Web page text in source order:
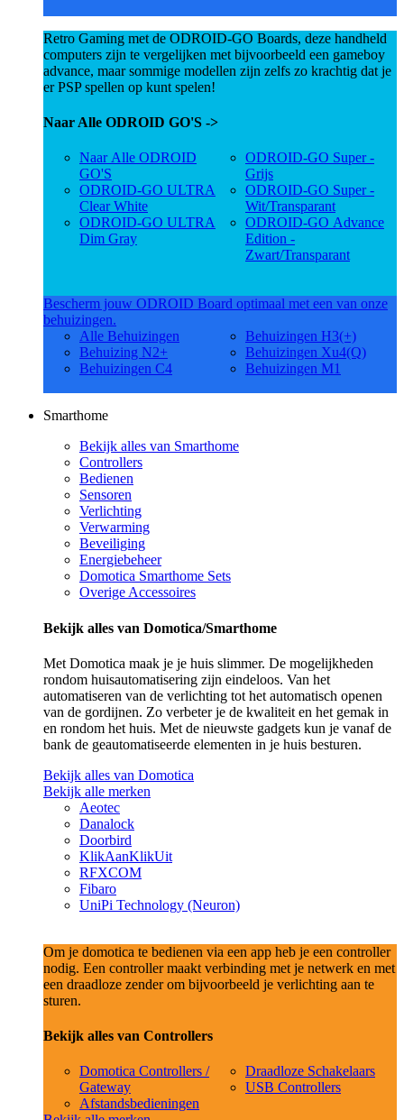
Retro Gaming met de ODROID-GO Boards, deze handheld
computers zijn te vergelijken met bijvoorbeeld een gameboy
advance, maar sommige modellen zijn zelfs zo krachtig dat je
er PSP spellen op kunt spelen!
Naar Alle ODROID GO'S ->
Naar Alle ODROID
GO'S
ODROID-GO ULTRA
Clear White
ODROID-GO ULTRA
Dim Gray
ODROID-GO Super -
Grijs
ODROID-GO Super -
Wit/Transparant
ODROID-GO Advance
Edition -
Zwart/Transparant
Bescherm jouw ODROID Board optimaal met een van onze
behuizingen.
Alle Behuizingen
Behuizing N2+
Behuizingen C4
Behuizingen H3(+)
Behuizingen Xu4(Q)
Behuizingen M1
Smarthome
Bekijk alles van Smarthome
Controllers
Bedienen
Sensoren
Verlichting
Verwarming
Beveiliging
Energiebeheer
Domotica Smarthome Sets
Overige Accessoires
Bekijk alles van Domotica/Smarthome
Met Domotica maak je je huis slimmer. De mogelijkheden
rondom huisautomatisering zijn eindeloos. Van het
automatiseren van de verlichting tot het automatisch openen
van de gordijnen. Zo verbeter je de kwaliteit en het gemak in
en rondom het huis. Met de nieuwste gadgets kun je vanaf de
bank de geautomatiseerde elementen in je huis besturen.
Bekijk alles van Domotica
Bekijk alle merken
Aeotec
Danalock
Doorbird
KlikAanKlikUit
RFXCOM
Fibaro
UniPi Technology (Neuron)
Om je domotica te bedienen via een app heb je een controller
nodig. Een controller maakt verbinding met je netwerk en met
een draadloze zender om bijvoorbeeld je verlichting aan te
sturen.
Bekijk alles van Controllers
Domotica Controllers /
Gateway
Afstandsbedieningen
Draadloze Schakelaars
USB Controllers